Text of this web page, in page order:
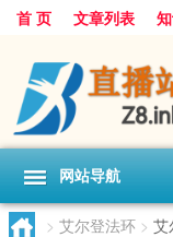
首 页 文章列表
网站导航
> 艾尔登法环 > 艾